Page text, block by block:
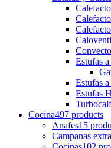
Estufas a
Estufas
Estufas
Cocina497 products
Anafes15
Campanas